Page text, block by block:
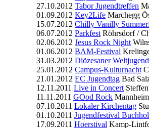
27.10.2012 Tabor Jugendtreffen
01.09.2012 Key2Life Marchegg
15.07.2012 Chilly Vanilly
06.07.2012 Parkfest Röhrsdorf /
02.06.2012 Jesus Rock Night
01.06.2012 BAM-Festival
31.03.2012 Diözesaner
25.01.2012 Campus-Kulturnacht
21.01.2012 EC Jugendtag Bad
12.11.2011 Live in Concert
11.11.2011 GOod Rock Mannheim
07.10.2011 Lokaler Kirchentag
01.10.2011 Jugendfestival
17.09.2011 Hoerstival Kamp-